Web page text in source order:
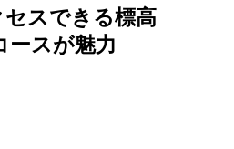
スできる標高
スが魅力